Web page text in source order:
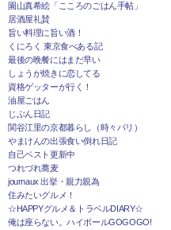
園山真希絵「こころのごはん手帖」
居酒屋礼賛
旨い料理に旨い酒！
くにろく 東京食べある記
最後の晩餐にはまだ早い
しょうが焼きに恋してる
資格ゲッターが行く！
油屋ごはん
じぶん日記
関谷江里の京都暮らし（時々パリ）
やまけんの出張食い倒れ日記
自己ベスト更新中
つれづれ蕎麦
journaux 出挙・親力親為
住みたいグルメ！
☆HAPPYグルメ＆トラベルDIARY☆
俺は座らない。ハイボールGOGOGO!